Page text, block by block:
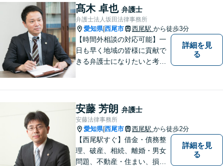
ら、お早めにご相談くださ
い。【JR在来線「刈谷駅」4
分】【駐車場あり】
髙木 卓也 弁護士
弁護士法人坂田法律事務所
愛知県|西尾市 西尾駅 から徒歩3分
【時間外相談の対応可能】一
日も早く地域の皆様に貢献で
きる弁護士になりたいと考え
ださい
詳細を見
る
安藤 芳朗 弁護士
安藤法律事務所
愛知県|西尾市 西尾駅 から徒歩2分
【西尾駅すぐ】借金・債務整
理、破産、相続、離婚・男女
問題、不動産・住まい、損害
詳細を見
る